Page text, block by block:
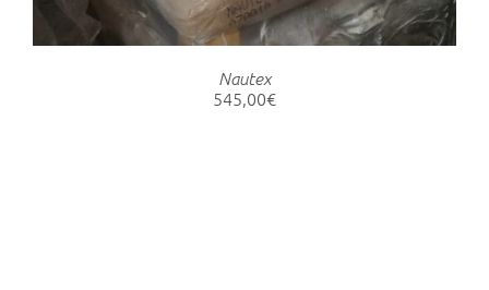
ÊTRE
CHOISIES
LA
Nautex
545,00€